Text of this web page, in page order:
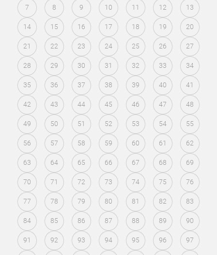
7 8 9 10 11 12 13
14 15 16 17 18 19 20
21 22 23 24 25 26 27
28 29 30 31 32 33 34
35 36 37 38 39 40 41
42 43 44 45 46 47 48
49 50 51 52 53 54 55
56 57 58 59 60 61 62
63 64 65 66 67 68 69
70 71 72 73 74 75 76
77 78 79 80 81 82 83
84 85 86 87 88 89 90
91 92 93 94 95 96 97